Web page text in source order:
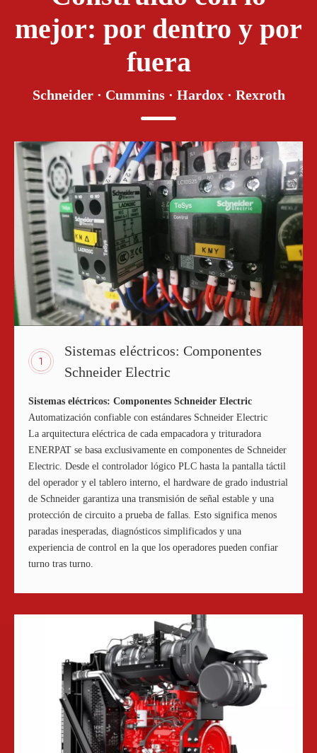
mejor: por dentro y por
fuera
Schneider · Cummins · Hardox · Rexroth
Sistemas eléctricos: Componentes
Schneider Electric
Sistemas eléctricos: Componentes Schneider Electric
Automatización confiable con estándares Schneider Electric
La arquitectura eléctrica de cada empacadora y trituradora
ENERPAT se basa exclusivamente en componentes de Schneider
Electric. Desde el controlador lógico PLC hasta la pantalla táctil
del operador y el tablero interno, el hardware de grado industrial
de Schneider garantiza una transmisión de señal estable y una
protección de circuito a prueba de fallas. Esto significa menos
paradas inesperadas, diagnósticos simplificados y una
experiencia de control en la que los operadores pueden confiar
turno tras turno.